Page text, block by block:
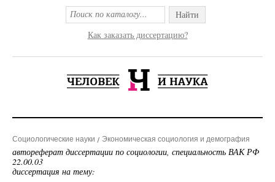
Найти
Как заказать диссертацию?
Социологические науки Экономическая социология и демография
автореферат диссертации по социологии, специальность ВАК РФ
22.00.03
диссертация на тему: